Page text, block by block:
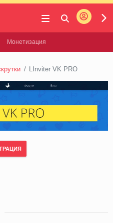
Войти
Монетизация
LInviter VK PRO